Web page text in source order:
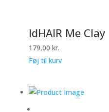
IdHAIR Me
179,00 kr.
Føj til kurv